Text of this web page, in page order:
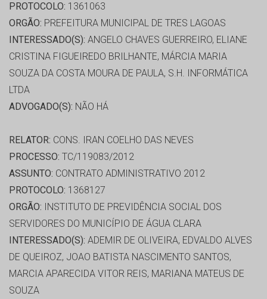
PROTOCOLO: 1361063
ORGÃO: PREFEITURA MUNICIPAL DE TRES LAGOAS
INTERESSADO(S): ANGELO CHAVES GUERREIRO, ELIANE
CRISTINA FIGUEIREDO BRILHANTE, MÁRCIA MARIA
SOUZA DA COSTA MOURA DE PAULA, S.H. INFORMÁTICA
LTDA
ADVOGADO(S): NÃO HÁ
RELATOR: CONS. IRAN COELHO DAS NEVES
PROCESSO: TC/119083/2012
ASSUNTO: CONTRATO ADMINISTRATIVO 2012
PROTOCOLO: 1368127
ORGÃO: INSTITUTO DE PREVIDÊNCIA SOCIAL DOS
SERVIDORES DO MUNICÍPIO DE ÁGUA CLARA
INTERESSADO(S): ADEMIR DE OLIVEIRA, EDVALDO ALVES
DE QUEIROZ, JOAO BATISTA NASCIMENTO SANTOS,
MARCIA APARECIDA VITOR REIS, MARIANA MATEUS DE
SOUZA